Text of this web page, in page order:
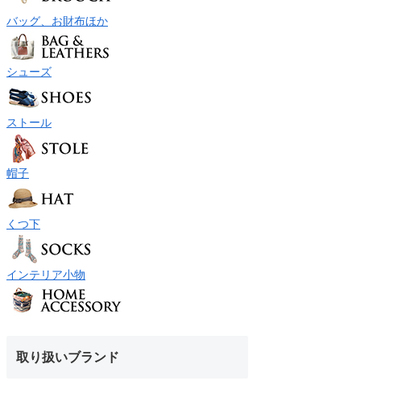
バッグ、お財布ほか
シューズ
ストール
帽子
くつ下
インテリア小物
取り扱いブランド